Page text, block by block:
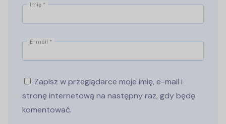
Imię *
E-mail *
Zapisz w przeglądarce moje imię, e-mail i
stronę internetową na następny raz, gdy będę
komentować.